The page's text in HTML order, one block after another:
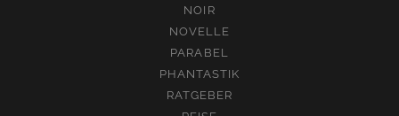
NOIR
NOVELLE
PARABEL
PHANTASTIK
RATGEBER